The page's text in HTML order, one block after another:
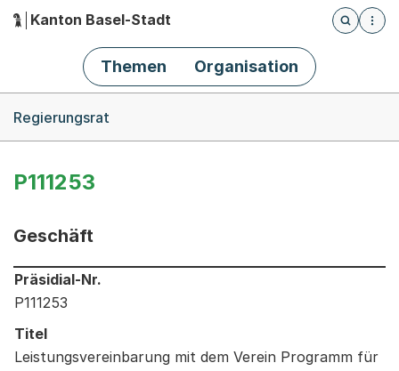
Hauptnavigation
Kanton Basel-Stadt
Öffnet
Themen Organisation
Regierungsrat
P111253
Geschäft
Informationen zum Ausgewählten Geschäft
Präsidial-Nr.
P111253
Titel
Leistungsvereinbarung mit dem Verein Programm für